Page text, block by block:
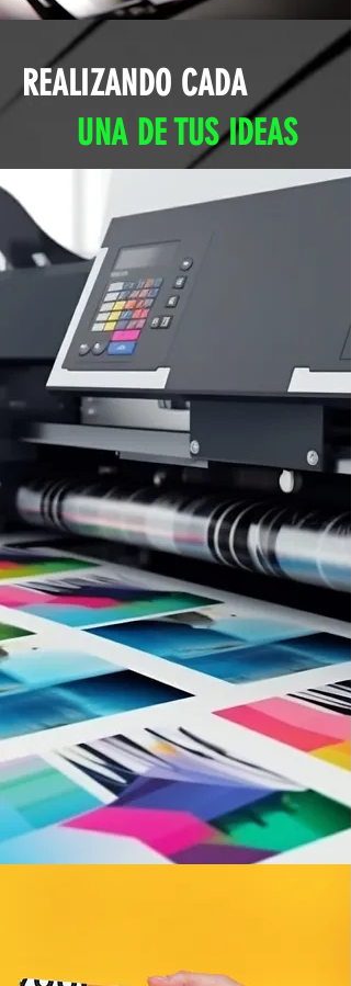
REALIZANDO CADA
UNA DE TUS IDEAS